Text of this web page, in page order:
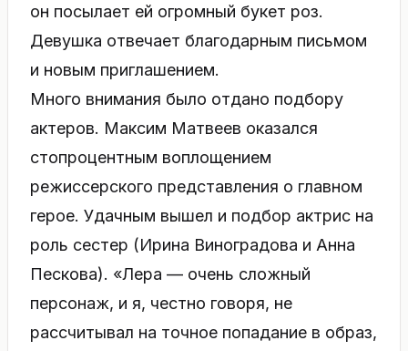
он посылает ей огромный букет роз.
Девушка отвечает благодарным письмом
и новым приглашением.
Много внимания было отдано подбору
актеров. Максим Матвеев оказался
стопроцентным воплощением
режиссерского представления о главном
герое. Удачным вышел и подбор актрис на
роль сестер (Ирина Виноградова и Анна
Пескова). «Лера — очень сложный
персонаж, и я, честно говоря, не
рассчитывал на точное попадание в образ,